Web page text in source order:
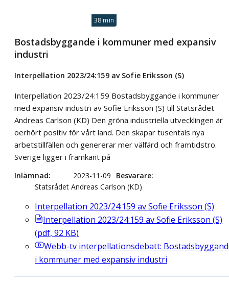
38 min
Bostadsbyggande i kommuner med expansiv
industri
Interpellation 2023/24:159 av Sofie Eriksson (S)
Interpellation 2023/24:159 Bostadsbyggande i kommuner
med expansiv industri av Sofie Eriksson (S) till Statsrådet
Andreas Carlson (KD) Den gröna industriella utvecklingen är
oerhört positiv för vårt land. Den skapar tusentals nya
arbetstillfällen och genererar mer välfärd och framtidstro.
Sverige ligger i framkant på
Inlämnad 2023-11-09
Besvarare
Statsrådet Andreas Carlson (KD)
Interpellation 2023/24:159 av Sofie Eriksson (S)
Interpellation 2023/24:159 av Sofie Eriksson (S)
(pdf, 92 KB)
Webb-tv interpellationsdebatt:
i kommuner med expansiv industri